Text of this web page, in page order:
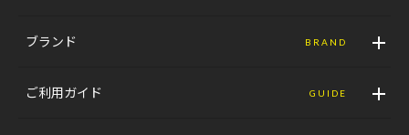
ブランド BRAND
ご利用ガイド GUIDE